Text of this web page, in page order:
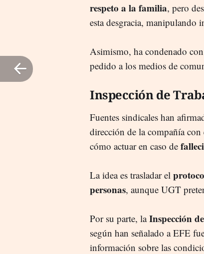
respeto a la familia, pero
esta desgracia, manipulando
Asimismo, ha condenado
pedido a los medios de
Inspección de
Fuentes sindicales han
dirección de la compañía
cómo actuar en caso de
La idea es trasladar el
personas, aunque UGT
Por su parte, laInspección
según han señalado a EFE
información sobre las